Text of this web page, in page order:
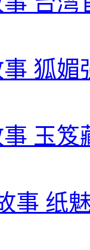
事 狐
事 玉
事 纸